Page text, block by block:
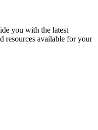
you with the latest
resources available for your